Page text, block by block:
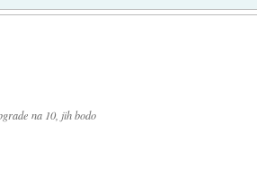
na 10, jih bodo